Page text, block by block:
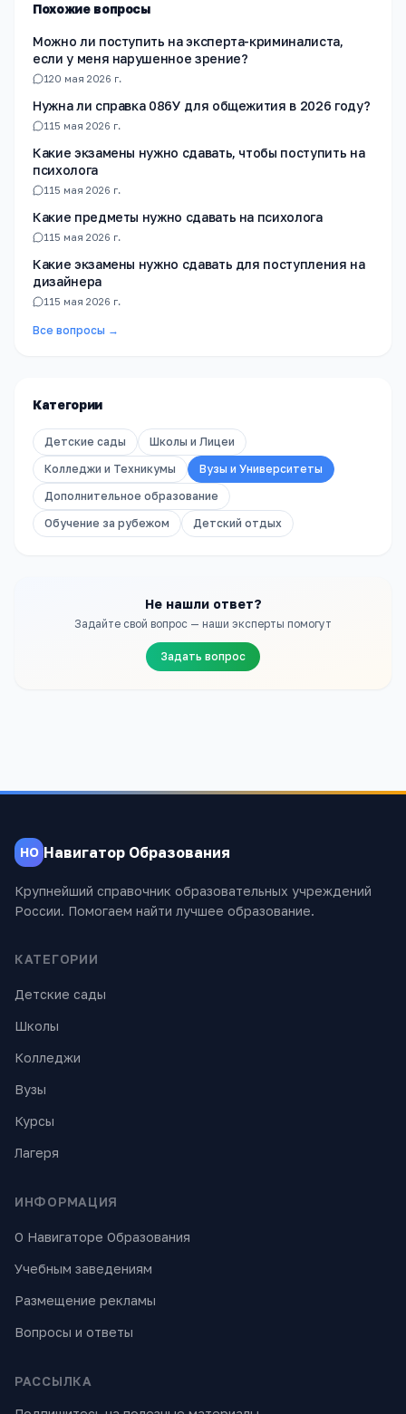
Похожие вопросы
Можно ли поступить на эксперта-криминалиста,
если у меня нарушенное зрение?
120 мая 2026 г.
Нужна ли справка 086У для общежития в 2026 году?
1 15 мая 2026 г.
Какие экзамены нужно сдавать, чтобы поступить на
психолога
1 15 мая 2026 г.
Какие предметы нужно сдавать на психолога
1 15 мая 2026 г.
Какие экзамены нужно сдавать для поступления на
дизайнера
1 15 мая 2026 г.
Все вопросы →
Категории
Детские сады
Школы и Лицеи
Колледжи и Техникумы
Вузы и Университеты
Дополнительное образование
Обучение за рубежом
Детский отдых
Не нашли ответ?
Задайте свой вопрос — наши эксперты помогут
Задать вопрос
НО Навигатор Образования
Крупнейший справочник образовательных учреждений
России. Помогаем найти лучшее образование.
КАТЕГОРИИ
Детские сады
Школы
Колледжи
Вузы
Курсы
Лагеря
ИНФОРМАЦИЯ
О Навигаторе Образования
Учебным заведениям
Размещение рекламы
Вопросы и ответы
РАССЫЛКА